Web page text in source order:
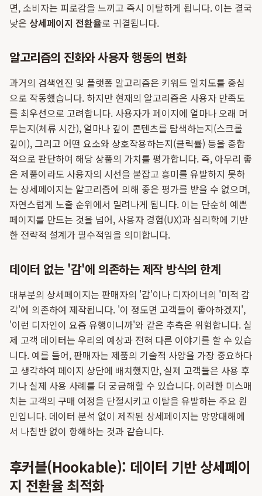
면, 소비자는 피로감을 느끼고 즉시 이탈하게 됩니다. 이는 결국
낮은 상세페이지 전환율로 귀결됩니다.
알고리즘의 진화와 사용자 행동의 변화
과거의 검색엔진 및 플랫폼 알고리즘은 키워드 일치도를 중심
으로 작동했습니다. 하지만 현재의 알고리즘은 사용자 만족도
를 최우선으로 고려합니다. 사용자가 페이지에 얼마나 오래 머
무는지(체류 시간), 얼마나 깊이 콘텐츠를 탐색하는지(스크롤
깊이), 그리고 어떤 요소와 상호작용하는지(클릭률) 등을 종합
적으로 판단하여 해당 상품의 가치를 평가합니다. 즉, 아무리 좋
은 제품이라도 사용자의 시선을 붙잡고 흥미를 유발하지 못하
는 상세페이지는 알고리즘에 의해 좋은 평가를 받을 수 없으며,
자연스럽게 노출 순위에서 밀려나게 됩니다. 이는 단순히 예쁜
페이지를 만드는 것을 넘어, 사용자 경험(UX)과 심리학에 기반
한 전략적 설계가 필수적임을 의미합니다.
데이터 없는 '감'에 의존하는 제작 방식의 한계
대부분의 상세페이지는 판매자의 '감'이나 디자이너의 '미적 감
각'에 의존하여 제작됩니다. '이 정도면 고객들이 좋아하겠지',
'이런 디자인이 요즘 유행이니까'와 같은 추측은 위험합니다. 실
제 고객 데이터는 우리의 예상과 전혀 다른 이야기를 할 수 있습
니다. 예를 들어, 판매자는 제품의 기술적 사양을 가장 중요하다
고 생각하여 페이지 상단에 배치했지만, 실제 고객들은 사용 후
기나 실제 사용 사례를 더 궁금해할 수 있습니다. 이러한 미스매
치는 고객의 구매 여정을 단절시키고 이탈을 유발하는 주요 원
인입니다. 데이터 분석 없이 제작된 상세페이지는 망망대해에
서 나침반 없이 항해하는 것과 같습니다.
후커블(Hookable): 데이터 기반 상세페이
지 전환율 최적화